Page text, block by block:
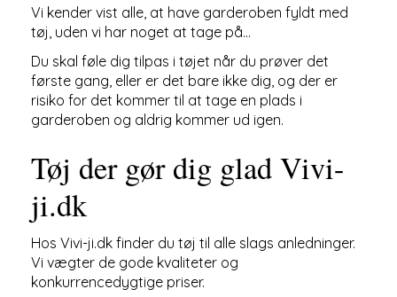
Vi kender vist alle, at have garderoben fyldt med
tøj, uden vi har noget at tage på...
Du skal føle dig tilpas i tøjet når du prøver det
første gang, eller er det bare ikke dig, og der er
risiko for det kommer til at tage en plads i
garderoben og aldrig kommer ud igen.
Tøj der gør dig glad Vivi-
ji.dk
Hos Vivi-ji.dk finder du tøj til alle slags anledninger.
Vi vægter de gode kvaliteter og
konkurrencedygtige priser.